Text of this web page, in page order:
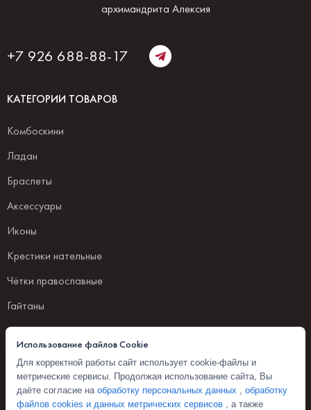
архимандрита Алексия
+7 926 688-88-17
КАТЕГОРИИ ТОВАРОВ
Комбоскини
Ладан
Браслеты
Аксессуары
Иконы
Крестики нательные
Чётки православные
Гайтаны
ПОКУПАТЕЛЯМ
Главная
Каталог товаров
Использование файлов Cookie
Для корректной работы сайт использует cookie-файлы и
метрические сервисы. Продолжая использование сайта, Вы
даёте согласие на обработку персональных данных , обработку
файлов cookies и данных метрических сервисов , а также